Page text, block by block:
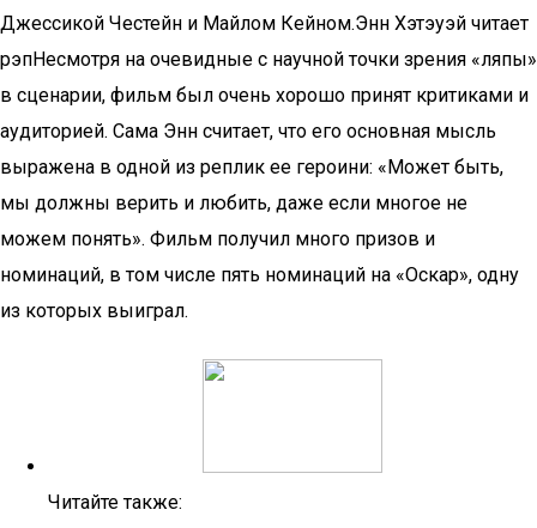
Джессикой Честейн и Майлом Кейном.Энн Хэтэуэй читает
рэпНесмотря на очевидные с научной точки зрения «ляпы»
в сценарии, фильм был очень хорошо принят критиками и
аудиторией. Сама Энн считает, что его основная мысль
выражена в одной из реплик ее героини: «Может быть,
мы должны верить и любить, даже если многое не
можем понять». Фильм получил много призов и
номинаций, в том числе пять номинаций на «Оскар», одну
из которых выиграл.
Читайте также: